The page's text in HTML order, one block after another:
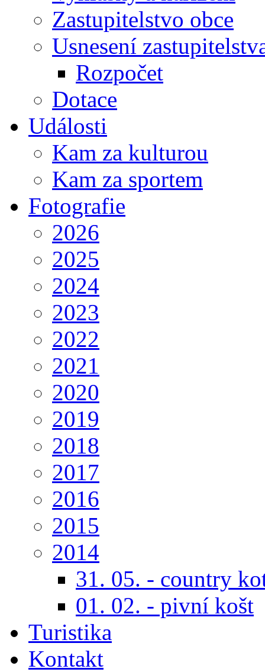
Zastupitelstvo obce
Usnesení
Rozpočet
Dotace
Události
Kam za kulturou
Kam za sportem
Fotografie
2026
2025
2024
2023
2022
2021
2020
2019
2018
2017
2016
2015
2014
31. 05. - country
01. 02. - pivní košt
Turistika
Kontakt